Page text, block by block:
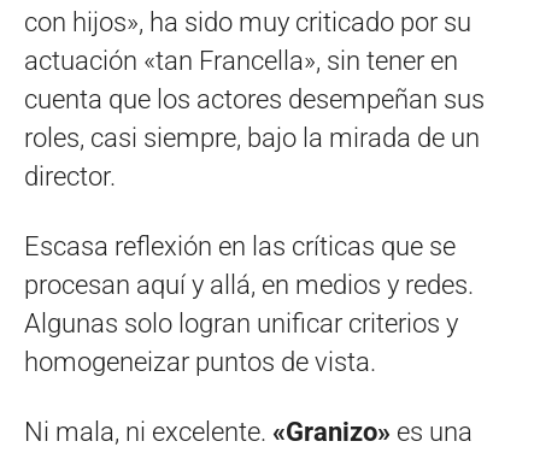
con hijos», ha sido muy criticado por su
actuación «tan Francella», sin tener en
cuenta que los actores desempeñan sus
roles, casi siempre, bajo la mirada de un
director.
Escasa reflexión en las críticas que se
procesan aquí y allá, en medios y redes.
Algunas solo logran unificar criterios y
homogeneizar puntos de vista.
Ni mala, ni excelente. «Granizo» es una